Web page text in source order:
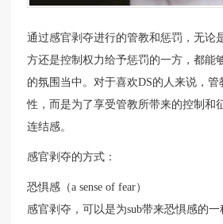
通过感官剥夺进行的管教和惩罚，无论
方还是控制权力给予惩罚的一方，都能
的氛围当中。对于喜欢DS的人来说，管
性，而是为了享受管教所带来的控制和
连结感。
感官剥夺的方式：
恐惧感（a sense of fear）
感官剥夺，可以是为sub带来恐惧感的